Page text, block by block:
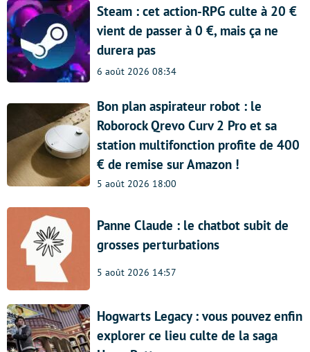
Steam : cet action-RPG culte à 20 €
vient de passer à 0 €, mais ça ne
durera pas
6 août 2026 08:34
Bon plan aspirateur robot : le
Roborock Qrevo Curv 2 Pro et sa
station multifonction profite de 400
€ de remise sur Amazon !
5 août 2026 18:00
Panne Claude : le chatbot subit de
grosses perturbations
5 août 2026 14:57
Hogwarts Legacy : vous pouvez enfin
explorer ce lieu culte de la saga